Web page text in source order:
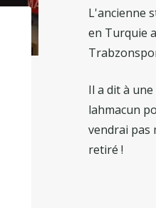
L'ancienne
en Turquie
Il a dit à
lahmacun
vendrai pas
retiré !